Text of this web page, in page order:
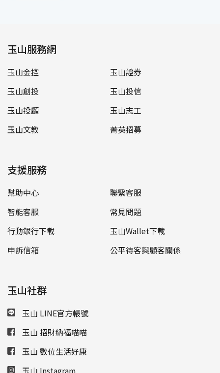
玉山服務網
玉山金控
玉山證券
玉山創投
玉山投信
玉山投顧
玉山志工
玉山文教
菁英招募
支援服務
幫助中心
聯繫客服
智能客服
常見問題
行動銀行下載
玉山Wallet下載
申訴信箱
公平待客與顧客關係
玉山社群
玉山 LINE官方帳號
玉山 招財納福喵喵
玉山 數位生活好康
玉山 Instagram